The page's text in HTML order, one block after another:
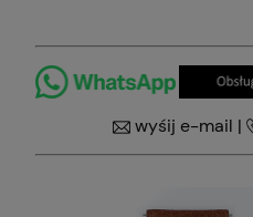
wyśij e-mail |